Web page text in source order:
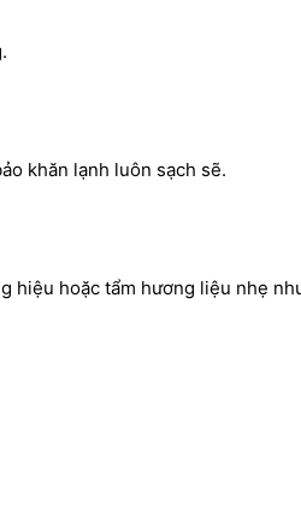
khăn lạnh luôn sạch sẽ.
hoặc tẩm hương liệu nhẹ